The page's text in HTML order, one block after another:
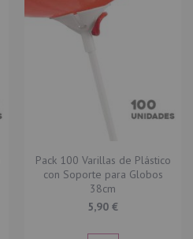
Pack 100 Varillas de Plástico
con Soporte para Globos
38cm
5,90 €